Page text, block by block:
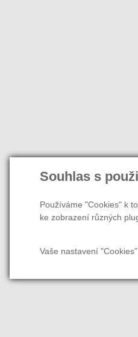
Souhlas s
Používáme "Cookies" k
ke zobrazení různých
Vaše nastavení